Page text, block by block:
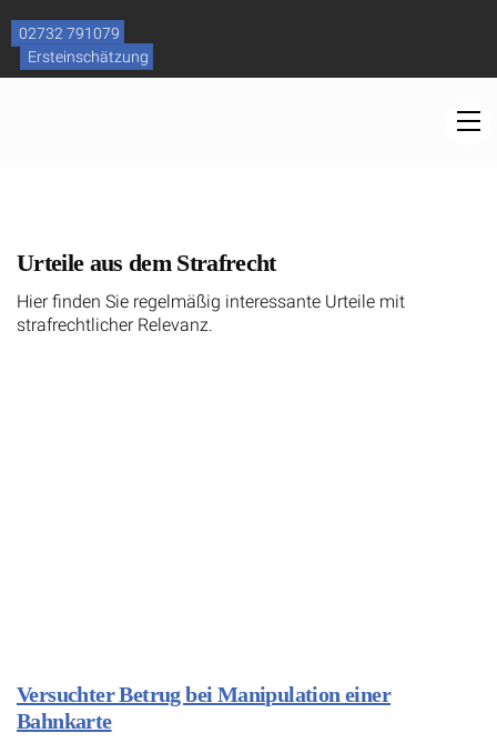
content
02732 791079
Ersteinschätzung
Urteile aus dem Strafrecht
Hier finden Sie regelmäßig interessante Urteile mit
strafrechtlicher Relevanz.
Versuchter Betrug bei Manipulation einer
Bahnkarte